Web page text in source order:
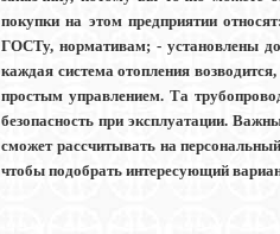
покупки на этом предприятии
ГОСТу, нормативам; - установлены
каждая система отопления
простым управлением. Та
безопасность при эксплуатации.
сможет рассчитывать на
чтобы подобрать интересующий